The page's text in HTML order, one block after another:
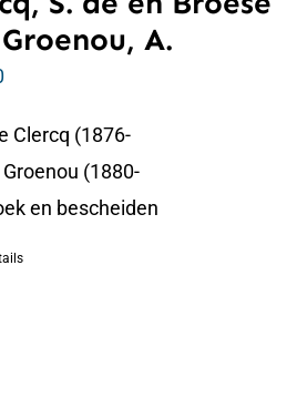
A.
Clercq (1876-
(1880-
en bescheiden